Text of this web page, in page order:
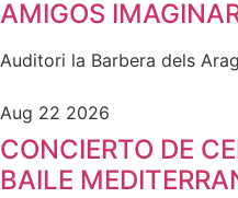
AMIGOS
Auditori la Barbera dels
Aug 22 2026
CONCIERTO DE
BAILE